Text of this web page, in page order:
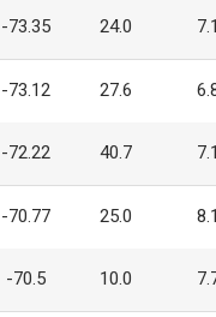
-73.35 24.0
-73.12 27.6
-72.22 40.7
-70.77 25.0
-70.5 10.0